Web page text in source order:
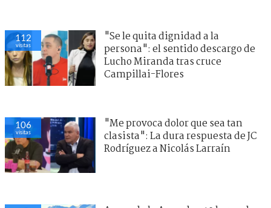
112
visitas
"Se le quita dignidad a la
persona": el sentido descargo de
Lucho Miranda tras cruce
Campillai-Flores
106
visitas
"Me provoca dolor que sea tan
clasista": La dura respuesta de JC
Rodríguez a Nicolás Larraín